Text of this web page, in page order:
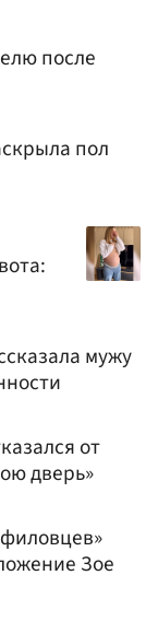
после
пол
мужу
от
дверь»
Зое